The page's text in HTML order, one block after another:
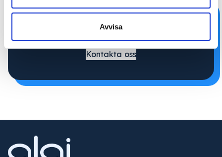
Avvisa
Behöver du bli
räddadidag?
Kontakta oss